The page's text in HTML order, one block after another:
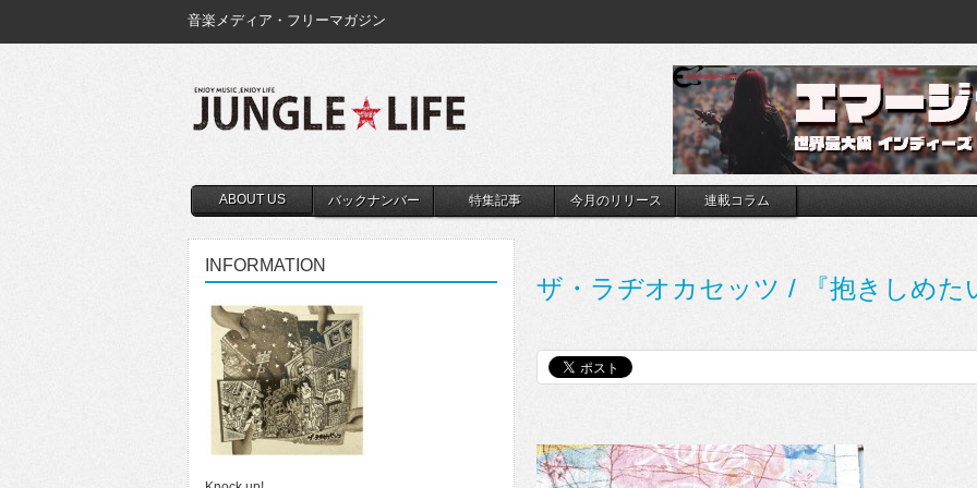
音楽メディア・フリーマガジン
ABOUT US バックナンバー 特集記事 今月のリリース 連載コラム
ザ・ラヂオカセッツ / 『抱きしめた
INFORMATION